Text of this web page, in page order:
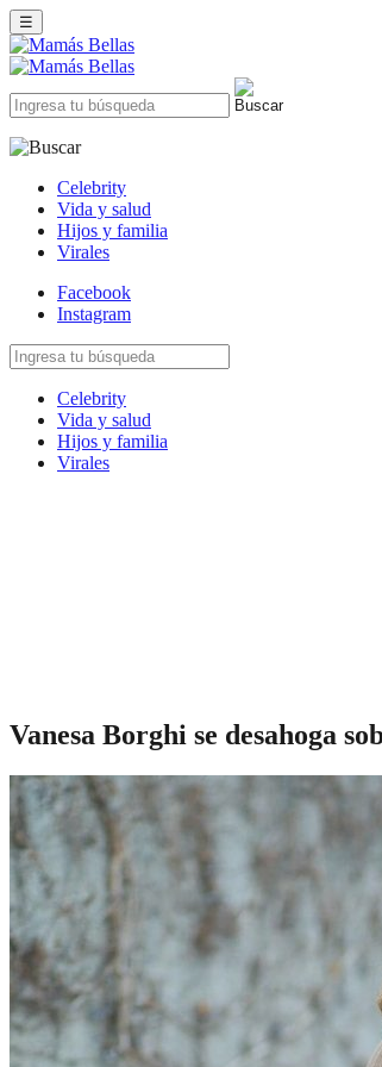
☰
Celebrity
Vida y salud
Hijos y familia
Virales
Facebook
Instagram
Celebrity
Vida y salud
Hijos y familia
Virales
Vanesa Borghi se desahoga